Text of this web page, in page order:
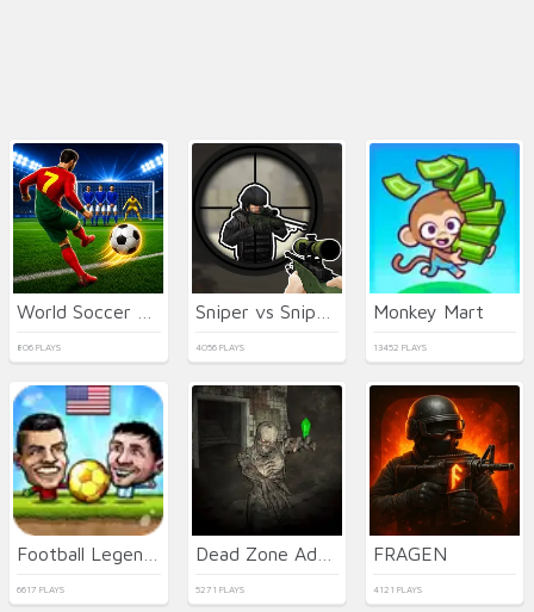
806 PLAYS 4056 PLAYS
Monkey Mart
13452 PLAYS
6617 PLAYS 5271 PLAYS
FRAGEN
4121 PLAYS